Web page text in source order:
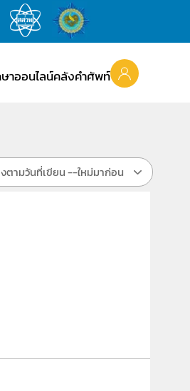
าออนไลน์คลังคำศัพท์
งตามวันที่เขียน --ใหม่มาก่อน